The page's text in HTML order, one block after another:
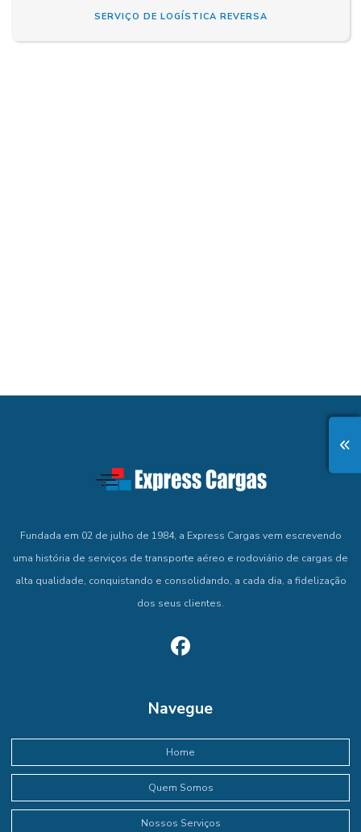
SERVIÇO DE LOGÍSTICA REVERSA
Fundada em 02 de julho de 1984, a Express Cargas vem escrevendo
uma história de serviços de transporte aéreo e rodoviário de cargas de
alta qualidade, conquistando e consolidando, a cada dia, a fidelização
dos seus clientes.
Navegue
Home
Quem Somos
Nossos Serviços